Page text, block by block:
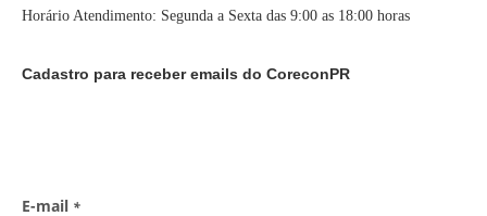
Horário Atendimento: Segunda a Sexta das 9:00 as 18:00 horas
Cadastro para receber emails do CoreconPR